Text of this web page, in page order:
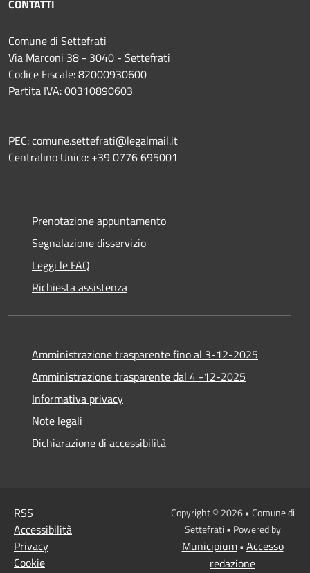
CONTATTI
Comune di Settefrati
Via Marconi 38 - 3040 - Settefrati
Codice Fiscale: 82000930600
Partita IVA: 00310890603
PEC: comune.settefrati@legalmail.it
Centralino Unico: +39 0776 695001
Prenotazione appuntamento
Segnalazione disservizio
Leggi le FAQ
Richiesta assistenza
Amministrazione trasparente fino al 3-12-2025
Amministrazione trasparente dal 4 -12-2025
Informativa privacy
Note legali
Dichiarazione di accessibilità
RSS
Accessibilità
Privacy
Cookie
Copyright © 2026 • Comune di
Settefrati • Powered by
Municipium• Accesso
redazione